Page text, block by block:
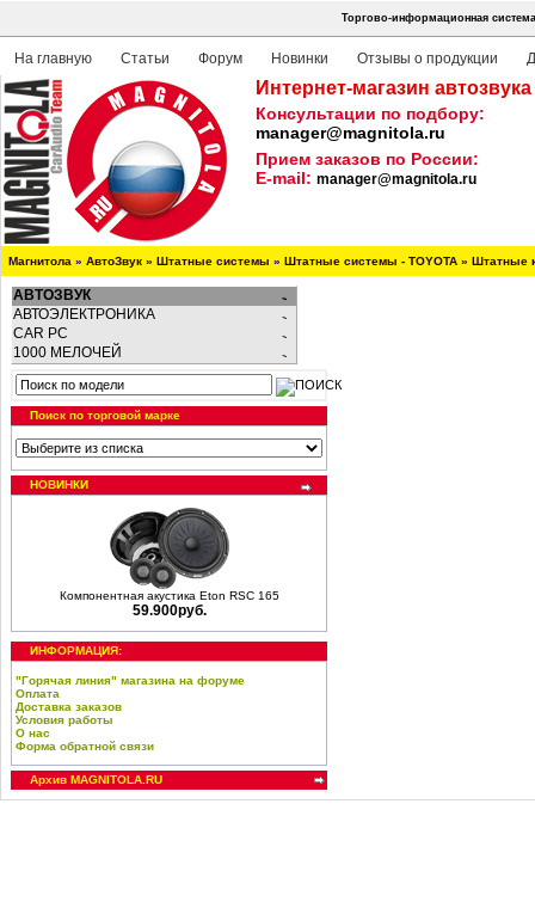
Торгово-информационная
На главную Статьи Форум Новинки Отзывы о продукции
Интернет-магазин
Консультации по подбору:
manager@magnitola.ru
Прием заказов по России:
E-mail: manager@magnitola.ru
Магнитола » АвтоЗвук » Штатные системы » Штатные системы - TOYOTA » Штатные
АВТОЗВУК
АВТОЭЛЕКТРОНИКА
CAR PC
1000 МЕЛОЧЕЙ
Поиск по торговой марке
НОВИНКИ
Компонентная акустика Eton RSC 165
59.900руб.
ИНФОРМАЦИЯ:
"Горячая линия" магазина на форуме
Оплата
Доставка заказов
Условия работы
О нас
Форма обратной связи
Архив MAGNITOLA.RU